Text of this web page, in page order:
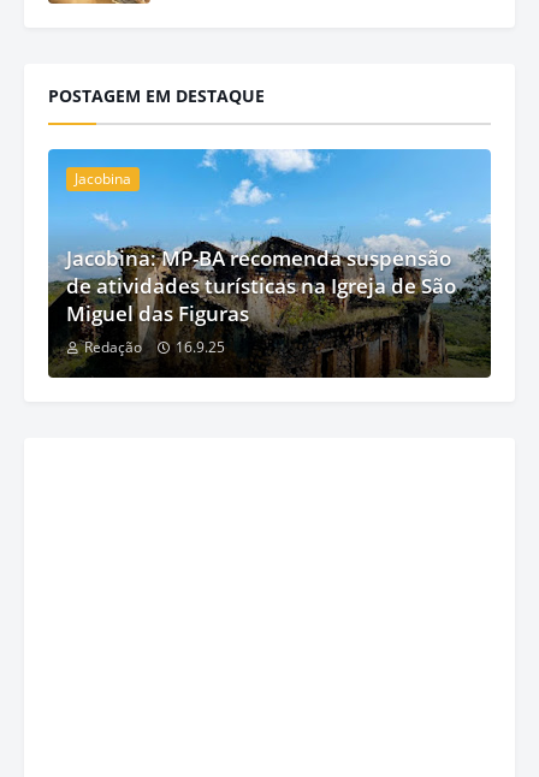
POSTAGEM EM DESTAQUE
Jacobina
Jacobina: MP-BA recomenda suspensão
de atividades turísticas na Igreja de São
Miguel das Figuras
Redação 16.9.25